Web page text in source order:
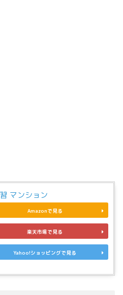
マンション
Amazonで見る
楽天市場で見る
Yahoo!ショッピングで見る